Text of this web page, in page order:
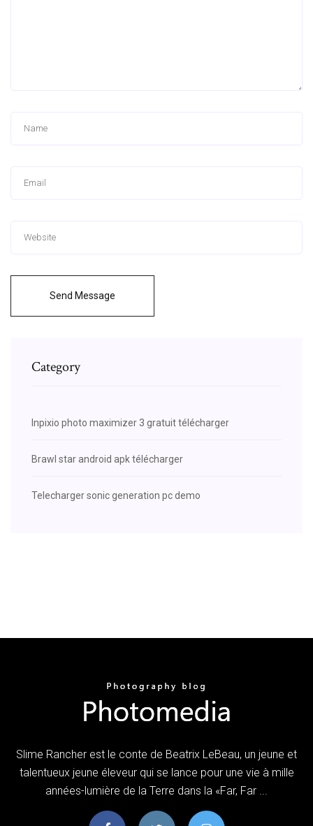
Send Message
Category
Inpixio photo maximizer 3 gratuit télécharger
Brawl star android apk télécharger
Telecharger sonic generation pc demo
Slime Rancher est le conte de Beatrix LeBeau, un jeune et
talentueux jeune éleveur qui se lance pour une vie à mille
années-lumière de la Terre dans la «Far, Far ...